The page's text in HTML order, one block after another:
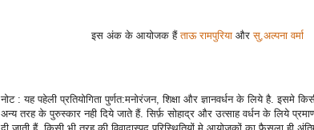
इस अंक के आयोजक हैंताऊ रामपुरियाऔरसु,अल्पना वर्मा
नोट : यह पहेली प्रतियोगिता पुर्णत:मनोरंजन, शिक्षा और ज्ञानवर्धन के लिये है. इसमे
अन्य तरह के पुरुस्कार नही दिये जाते हैं. सिर्फ़ सोहाद्र और उत्साह वर्धन के लिये